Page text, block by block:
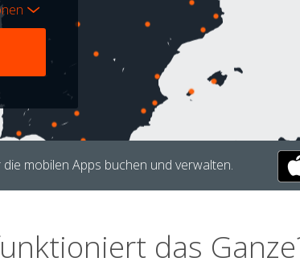
mobilen Apps buchen und verwalten.
das